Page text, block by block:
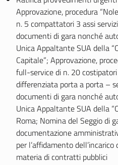
Approvazione, procedura
n. 5 compattatori 3 assi
documenti di gara nonché
Unica Appaltante SUA della
Capitale”; Approvazione,
full-service di n. 20
differenziata porta a porta –
documenti di gara nonché
Unica Appaltante SUA della
Roma; Nomina del Seggio di
documentazione
per l’affidamento
materia di contratti pubblici